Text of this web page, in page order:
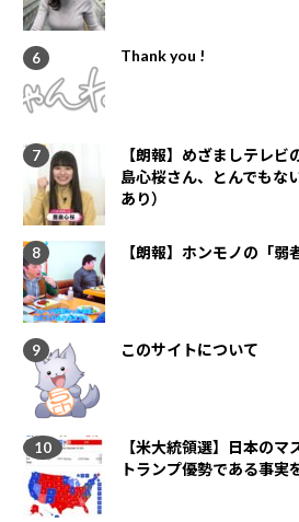
Thank you !
【朗報】めざましテレ
島心桜さん、とんでもな
あり）
【朗報】ホンモノの「
このサイトについて
【米大統領選】日本の
トランプ優勢である事